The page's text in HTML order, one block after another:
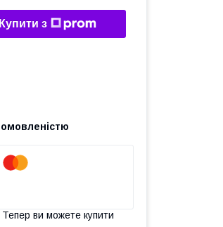
Купити з
Тепер ви можете купити